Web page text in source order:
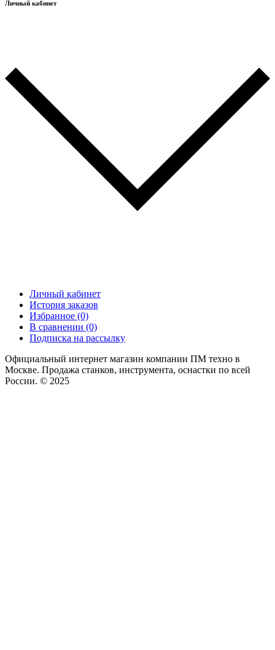
Личный кабинет
Личный кабинет
История заказов
Избранное (0)
В сравнении (0)
Подписка на рассылку
Официальный интернет магазин компании ПМ техно в
Москве. Продажа станков, инструмента, оснастки по всей
России. © 2025